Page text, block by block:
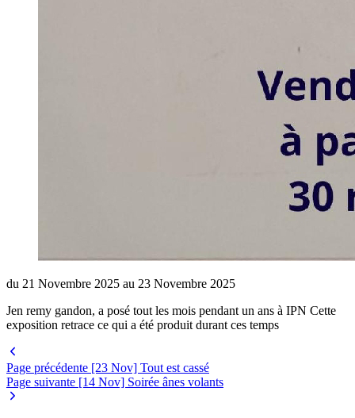
du 21 Novembre 2025 au 23 Novembre 2025
Jen remy gandon, a posé tout les mois pendant un ans à IPN Cette
exposition retrace ce qui a été produit durant ces temps
Page précédente [23 Nov] Tout est cassé
Page suivante [14 Nov] Soirée ânes volants